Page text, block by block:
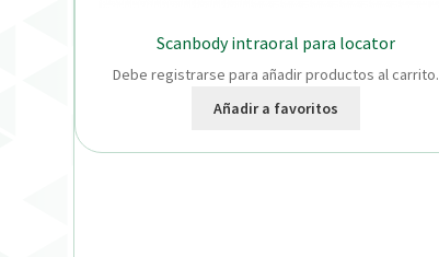
Scanbody intraoral para locator
Debe registrarse para añadir productos al carrito.
Añadir a favoritos